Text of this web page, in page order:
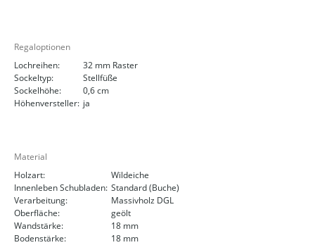
Regaloptionen
Lochreihen:
32 mm Raster
Sockeltyp:
Stellfüße
Sockelhöhe:
0,6 cm
Höhenversteller: ja
Material
Holzart:
Wildeiche
Innenleben Schubladen: Standard (Buche)
Verarbeitung:
Massivholz DGL
Oberfläche:
geölt
Wandstärke:
18 mm
Bodenstärke:
18 mm